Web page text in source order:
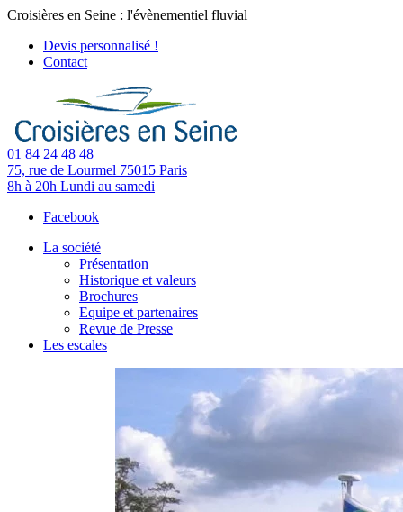
Croisières en Seine : l'évènementiel fluvial
Devis personnalisé !
Contact
01 84 24 48 48
75, rue de Lourmel 75015 Paris
8h à 20h Lundi au samedi
Facebook
La société
Présentation
Historique et valeurs
Brochures
Equipe et partenaires
Revue de Presse
Les escales